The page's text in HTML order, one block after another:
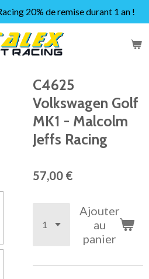
20% de remise durant 1 an !
C4625
Volkswagen Golf
MK1 - Malcolm
Jeffs Racing
57,00 €
Ajouter
au
panier